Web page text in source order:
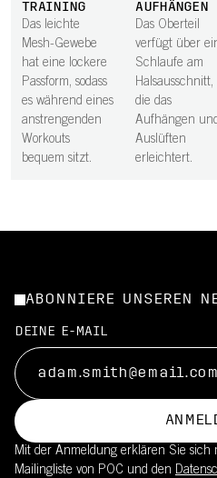
TRAINING
Das leichte
Mesh-Gewebe
hat eine lockere
Passform, sodass
es während eines
anstrengenden
Workouts
bequem sitzt.
AUFHÄNGEN
Das Oberteil
verfügt über
Schlaufe am
Halsausschnitt,
die das
Aufhängen
Auslüften
erleichtert.
ABONNIERE UNSEREN
DEINE E-MAIL
Mit der Anmeldung erklären Sie sich
Mailingliste von POC und den